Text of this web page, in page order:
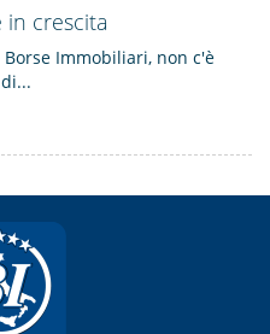
crescita
Immobiliari, non c'è